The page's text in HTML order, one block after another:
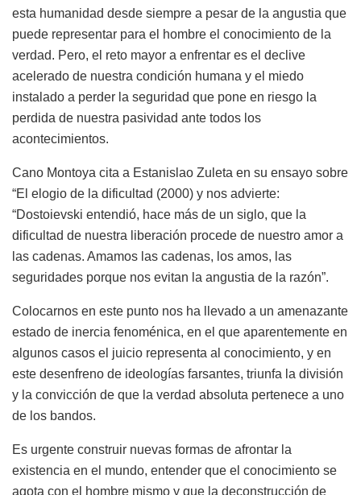
esta humanidad desde siempre a pesar de la angustia que
puede representar para el hombre el conocimiento de la
verdad. Pero, el reto mayor a enfrentar es el declive
acelerado de nuestra condición humana y el miedo
instalado a perder la seguridad que pone en riesgo la
perdida de nuestra pasividad ante todos los
acontecimientos.
Cano Montoya cita a Estanislao Zuleta en su ensayo sobre
“El elogio de la dificultad (2000) y nos advierte:
“Dostoievski entendió, hace más de un siglo, que la
dificultad de nuestra liberación procede de nuestro amor a
las cadenas. Amamos las cadenas, los amos, las
seguridades porque nos evitan la angustia de la razón”.
Colocarnos en este punto nos ha llevado a un amenazante
estado de inercia fenoménica, en el que aparentemente en
algunos casos el juicio representa al conocimiento, y en
este desenfreno de ideologías farsantes, triunfa la división
y la convicción de que la verdad absoluta pertenece a uno
de los bandos.
Es urgente construir nuevas formas de afrontar la
existencia en el mundo, entender que el conocimiento se
agota con el hombre mismo y que la deconstrucción de